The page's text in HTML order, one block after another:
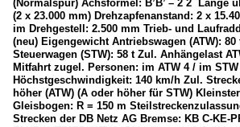
(Normalspur) Achsformel: B’B’ – 2´2´ Länge
(2 x 23.000 mm) Drehzapfenanstand: 2 x
im Drehgestell: 2.500 mm Trieb- und
(neu) Eigengewicht Antriebswagen (ATW):
Steuerwagen (STW): 58 t Zul. Anhängelast
Mitfahrt zugel. Personen: im ATW 4 / im
Höchstgeschwindigkeit: 140 km/h Zul.
höher (ATW) (A oder höher für STW)
Gleisbogen: R = 150 m
Strecken der DB Netz AG Bremse: KB C-KE-